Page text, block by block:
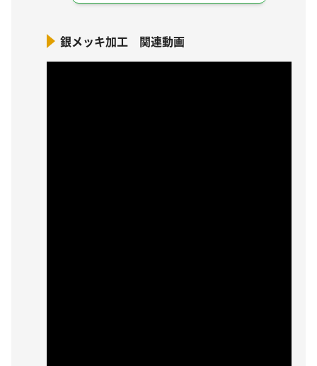
銀メッキ加工 関連動画